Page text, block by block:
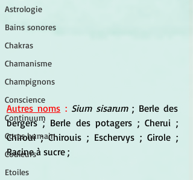
Astrologie
Bains sonores
Chakras
Chamanisme
Champignons
Conscience
Continuum
Corps humain
Couleurs
Etoiles
Autres noms : Sium sisarum ; Berle des
bergers ; Berle des potagers ; Cherui ;
Chiroui ; Chirouis ; Eschervys ; Girole ;
Racine à sucre ;